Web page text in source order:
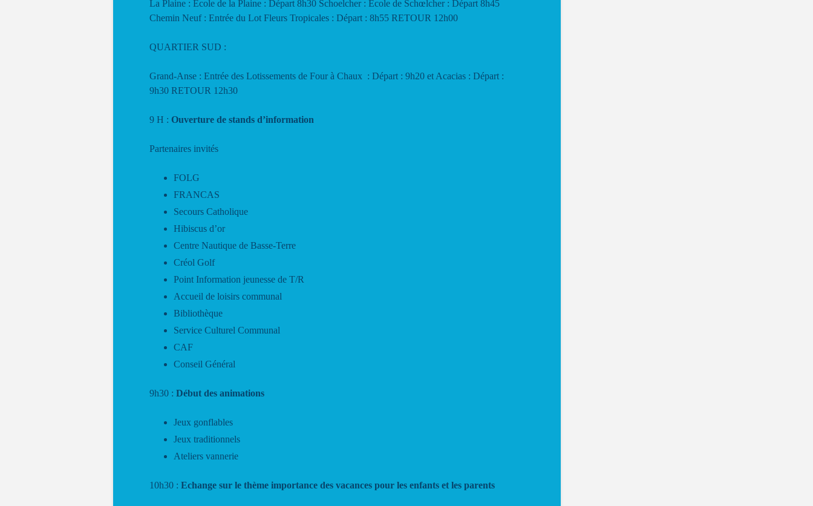
La Plaine : Ecole de la Plaine : Départ 8h30 Schoelcher : Ecole de Schœlcher : Départ 8h45
Chemin Neuf : Entrée du Lot Fleurs Tropicales : Départ : 8h55 RETOUR 12h00
QUARTIER SUD :
Grand-Anse : Entrée des Lotissements de Four à Chaux : Départ : 9h20 et Acacias : Départ :
9h30 RETOUR 12h30
9 H : Ouverture de stands d’information
Partenaires invités
FOLG
FRANCAS
Secours Catholique
Hibiscus d’or
Centre Nautique de Basse-Terre
Créol Golf
Point Information jeunesse de T/R
Accueil de loisirs communal
Bibliothèque
Service Culturel Communal
CAF
Conseil Général
9h30 : Début des animations
Jeux gonflables
Jeux traditionnels
Ateliers vannerie
10h30 : Echange sur le thème importance des vacances pour les enfants et les parents